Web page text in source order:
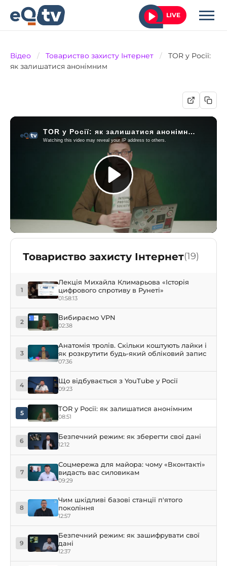
LIVE
Відео / Товариство захисту Інтернет /
TOR у Росії:
як залишатися анонімним
Товариство захисту Інтернет(19)
1
Лекція Михайла Климарьова «Історія
цифрового спротиву в Рунеті»
01:58:13
2 Вибираємо VPN
02:38
3
Анатомія тролів. Скільки коштують лайки і
як розкрутити будь-який обліковий запис
07:36
4 Що відбувається з YouTube у Росії
09:23
5 TOR у Росії: як залишатися анонімним
08:51
6 Безпечний режим: як зберегти свої дані
12:12
7
Соцмережа для майора: чому «Вконтакті»
видасть вас силовикам
09:29
8
Чим шкідливі базові станції п'ятого
покоління
12:57
9
Безпечний режим: як зашифрувати свої
дані
12:37